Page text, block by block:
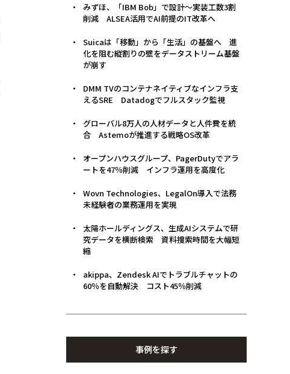
みずほ、「IBM Bob」で設計〜実装工数3割
削減 ALSEA活用でAI前提のIT改革へ
Suicaは「移動」から「生活」の基盤へ 進
化を阻む縦割りの壁をデータストリーム基盤
が崩す
DMM TVのコンテナネイティブなインフラ支
えるSRE Datadogでフルスタック監視
グローバル8万人の人材データと人件費を統
合 Astemoが推進する戦略OS改革
オープンハウスグループ、PagerDutyでアラ
ートを47％削減 インフラ運用を高度化
Wovn Technologies、LegalOn導入で法務
未経験者の業務運用を実現
太陽ホールディングス、生成AIシステムで研
究データを横断検索 資料捜索時間を大幅短
縮
akippa、Zendesk AIでトラブルチャットの
60％を自動解決 コスト45％削減
事例を探す